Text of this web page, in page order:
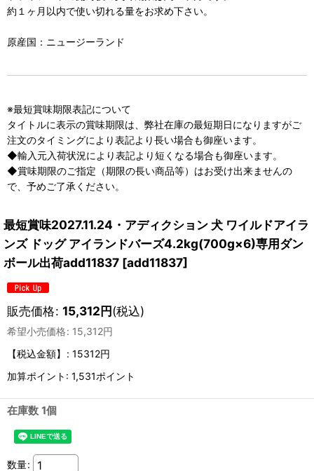
約１ヶ月以内で使い切れる量をお求め下さい。
原産国：ニュージーランド
※最短賞味期限表記について
タイトルに表示の賞味期限は、弊社在庫の最短期日になりますがご
注文のタイミングにより表記より長い場合も御座います。
◆輸入元入荷状況により表記より短くなる場合も御座います。
◆賞味期限のご指定（期限の長い商品等）はお受け出来ませんの
で、予めご了承ください。
最短賞味2027.11.24・アディクション 犬 ワイルドアイラ
ンズ ドッグ アイランドバーズ4.2kg(700g×6)専用ダン
ボール出荷add11837 [add11837]
販売価格: 15,312円(税込)
希望小売価格: 15,312円
【税込金額】
: 15312円
加算ポイント: 1,531ポイント
在庫数 1個
数量: